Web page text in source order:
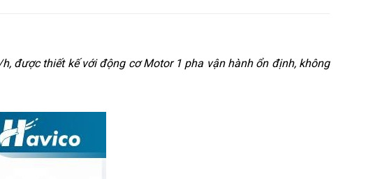
được thiết kế với động cơ Motor 1 pha vận hành ổn định, không